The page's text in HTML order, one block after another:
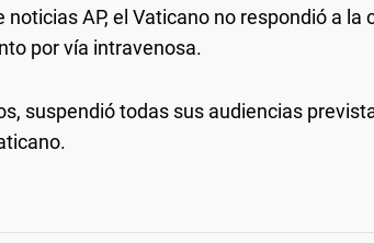
noticias AP, el Vaticano no respondió a la
por vía intravenosa.
suspendió todas sus audiencias